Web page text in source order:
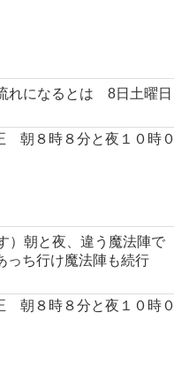
れになるとは 8日土曜日
朝８時８分と夜１０時０
）朝と夜、違う魔法陣で
っち行け魔法陣も続行
朝８時８分と夜１０時０